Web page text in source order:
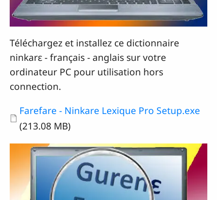
Téléchargez et installez ce dictionnaire
ninkarɛ - français - anglais sur votre
ordinateur PC pour utilisation hors
connection.
Document
Farefare - Ninkare Lexique Pro Setup.exe
(213.08 MB)